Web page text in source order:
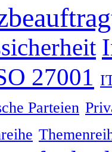
27001
Parteien